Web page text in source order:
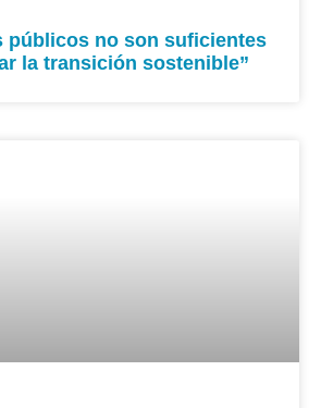
públicos no son suficientes
la transición sostenible”